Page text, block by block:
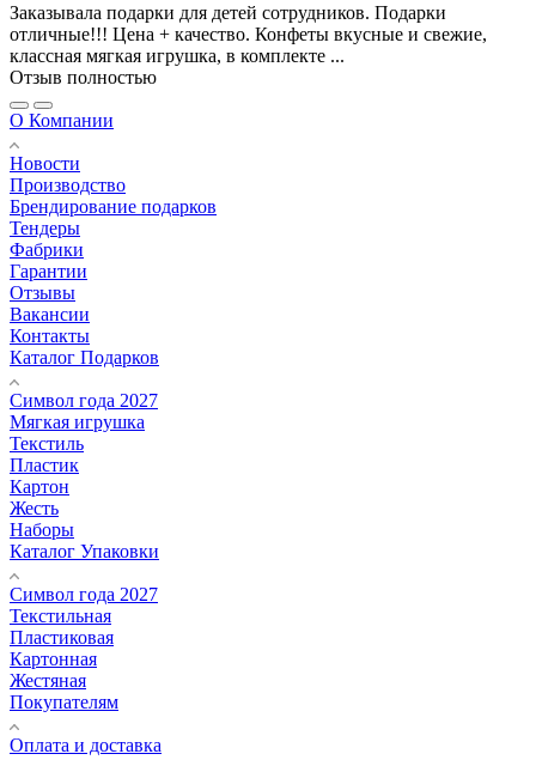
Заказывала подарки для детей сотрудников. Подарки
отличные!!! Цена + качество. Конфеты вкусные и свежие,
классная мягкая игрушка, в комплекте ...
Отзыв полностью
О Компании
Новости
Производство
Брендирование подарков
Тендеры
Фабрики
Гарантии
Отзывы
Вакансии
Контакты
Каталог Подарков
Символ года 2027
Мягкая игрушка
Текстиль
Пластик
Картон
Жесть
Наборы
Каталог Упаковки
Символ года 2027
Текстильная
Пластиковая
Картонная
Жестяная
Покупателям
Оплата и доставка